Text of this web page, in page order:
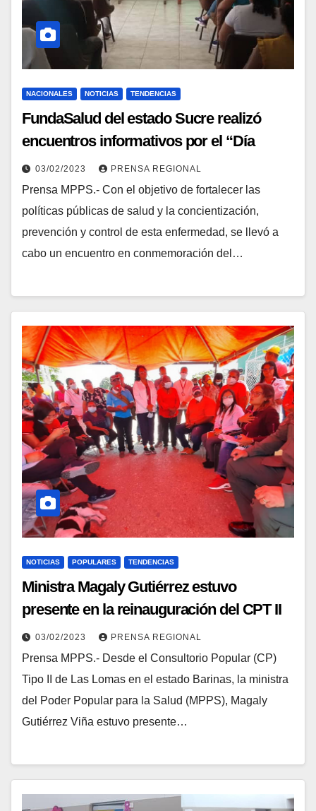
NACIONALES NOTICIAS TENDENCIAS
FundaSalud del estado Sucre realizó
encuentros informativos por el “Día
Mundial Contra el Cáncer”
03/02/2023 PRENSA REGIONAL
Prensa MPPS.- Con el objetivo de fortalecer las
políticas públicas de salud y la concientización,
prevención y control de esta enfermedad, se llevó a
cabo un encuentro en conmemoración del…
NOTICIAS POPULARES TENDENCIAS
Ministra Magaly Gutiérrez estuvo
presente en la reinauguración del CPT II
“Las Lomas” en Barinas y participó en
las AC
03/02/2023 PRENSA REGIONAL
Prensa MPPS.- Desde el Consultorio Popular (CP)
Tipo II de Las Lomas en el estado Barinas, la ministra
del Poder Popular para la Salud (MPPS), Magaly
Gutiérrez Viña estuvo presente…